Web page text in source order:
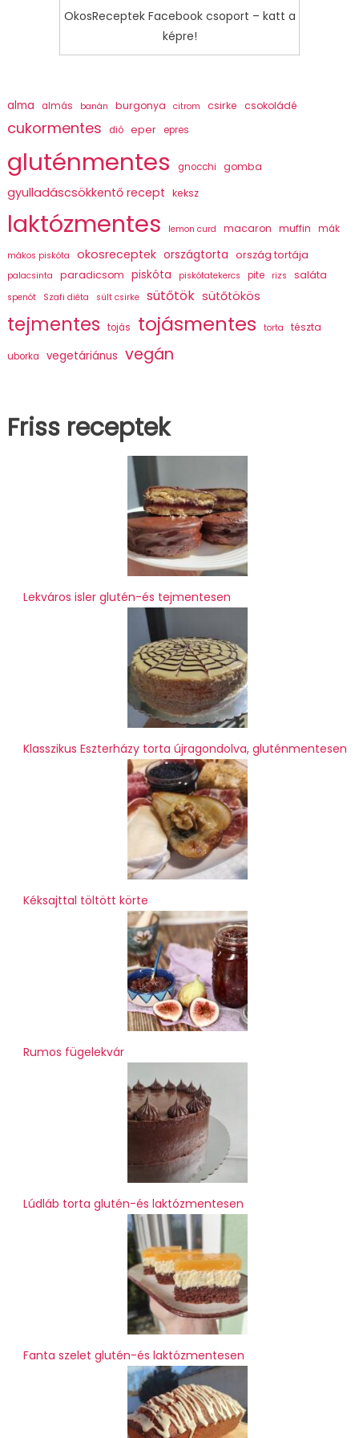
OkosReceptek Facebook csoport – katt a
képre!
alma almás banán burgonya citrom csirke csokoládé
cukormentes dió eper epres
gluténmentes gnocchi gomba
gyulladáscsökkentő recept keksz
laktózmentes lemon curd macaron muffin mák
mákos piskóta okosreceptek országtorta ország tortája
palacsinta paradicsom piskóta piskótatekercs pite rizs saláta
spenót Szafi diéta sült csirke sütőtök sütőtökös
tejmentes tojás tojásmentes torta tészta
uborka vegetáriánus vegán
Friss receptek
Lekváros isler glutén-és tejmentesen
Klasszikus Eszterházy torta újragondolva, gluténmentesen
Kéksajttal töltött körte
Rumos fügelekvár
Lúdláb torta glutén-és laktózmentesen
Fanta szelet glutén-és laktózmentesen